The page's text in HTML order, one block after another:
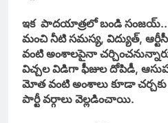
ఇక పాదయాత్రలో బండి సంజయ్..
మంచి నీటి సమస్య, విద్యుత్,
వంటి అంశాలపైనా
విచ్చల విడిగా ఫీజుల దోపిడీ,
మోత వంటి అంశాలు కూడా చర్చకు
పార్టీ వర్గాలు వెల్లడించాయి.